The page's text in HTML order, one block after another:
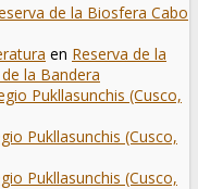
de la Biosfera Cabo
en Reserva de la
la Bandera
Pukllasunchis (Cusco,
Pukllasunchis (Cusco,
Pukllasunchis (Cusco,